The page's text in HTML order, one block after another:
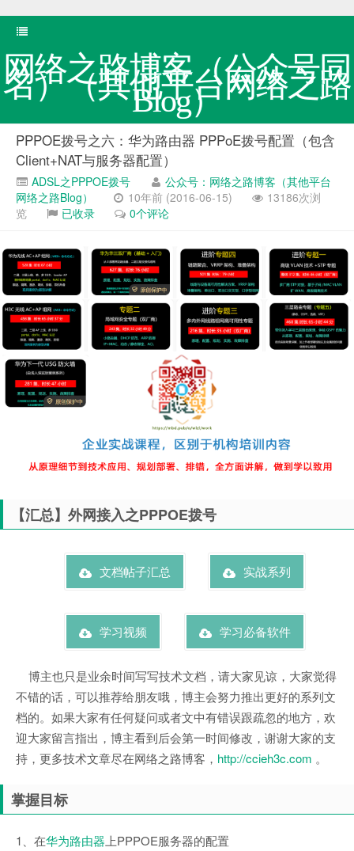
网络之路博客（公众号同
名）（其他平台网络之路
Blog）
PPPOE拨号之六：华为路由器 PPPoE拨号配置（包含
Client+NAT与服务器配置）
ADSL之PPPOE拨号
公众号：网络之路博客（其他平台
网络之路Blog）
10年前 (2016-06-15)
13186次浏
览
已收录 0个评论
【汇总】外网接入之PPPOE拨号
文档帖子汇总 实战系列
学习视频 学习必备软件
博主也只是业余时间写写技术文档，请大家见谅，大家觉得
不错的话，可以推荐给朋友哦，博主会努力推出更好的系列文
档的。如果大家有任何疑问或者文中有错误跟疏忽的地方，欢
迎大家留言指出，博主看到后会第一时间修改，谢谢大家的支
持，更多技术文章尽在网络之路博客， http://ccieh3c.com 。
掌握目标
1、在华为路由器 上PPPOE服务器的配置